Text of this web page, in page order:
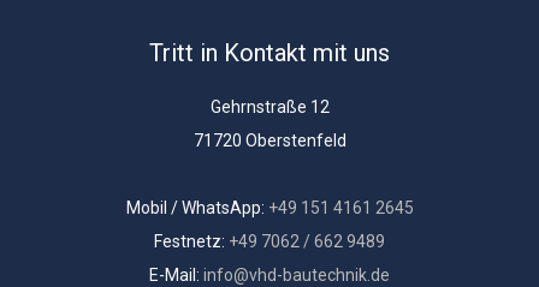
Tritt in Kontakt mit uns
Gehrnstraße 12
71720 Oberstenfeld
Mobil / WhatsApp: +49 151 4161 2645
Festnetz: +49 7062 / 662 9489
E-Mail: info@vhd-bautechnik.de